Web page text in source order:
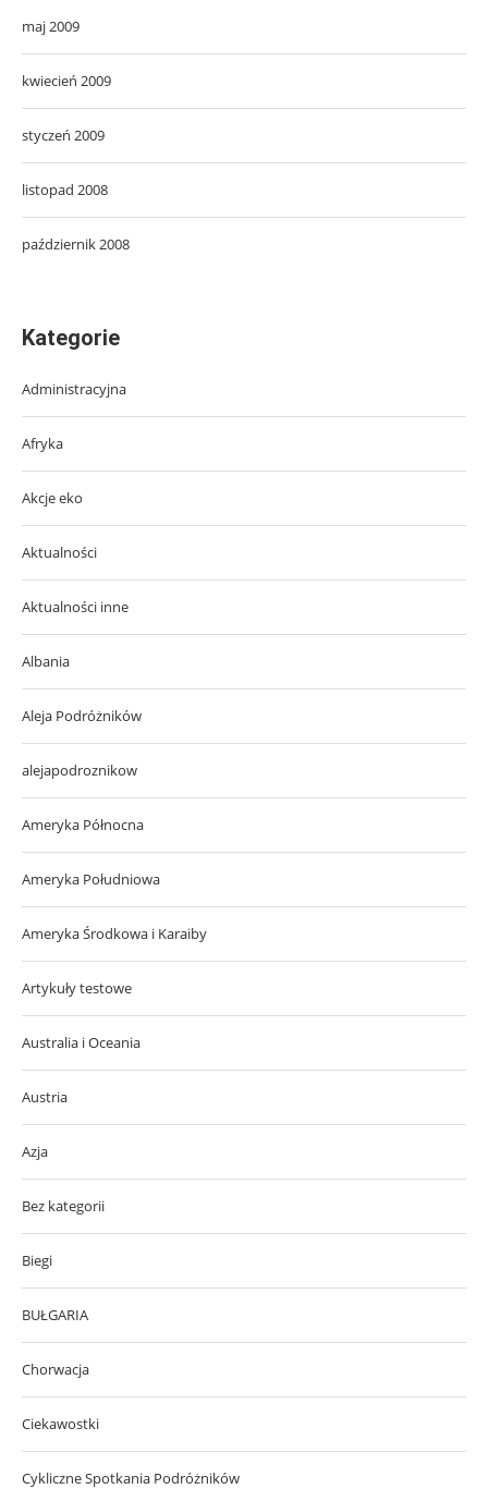
maj 2009
kwiecień 2009
styczeń 2009
listopad 2008
październik 2008
Kategorie
Administracyjna
Afryka
Akcje eko
Aktualności
Aktualności inne
Albania
Aleja Podróżników
alejapodroznikow
Ameryka Północna
Ameryka Południowa
Ameryka Środkowa i Karaiby
Artykuły testowe
Australia i Oceania
Austria
Azja
Bez kategorii
Biegi
BUŁGARIA
Chorwacja
Ciekawostki
Cykliczne Spotkania Podróżników